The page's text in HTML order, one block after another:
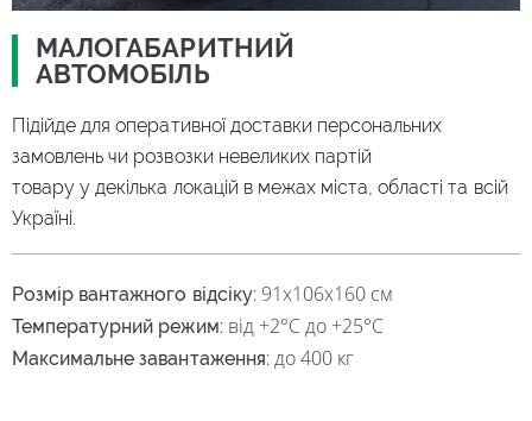
МАЛОГАБАРИТНИЙ
АВТОМОБІЛЬ
Підійде для оперативної доставки персональних
замовлень чи розвозки невеликих партій
товару у декілька локацій в межах міста, області та всій
Україні.
Розмір вантажного відсіку: 91х106х160 см
Температурний режим: від +2°С до +25°С
Максимальне завантаження: до 400 кг